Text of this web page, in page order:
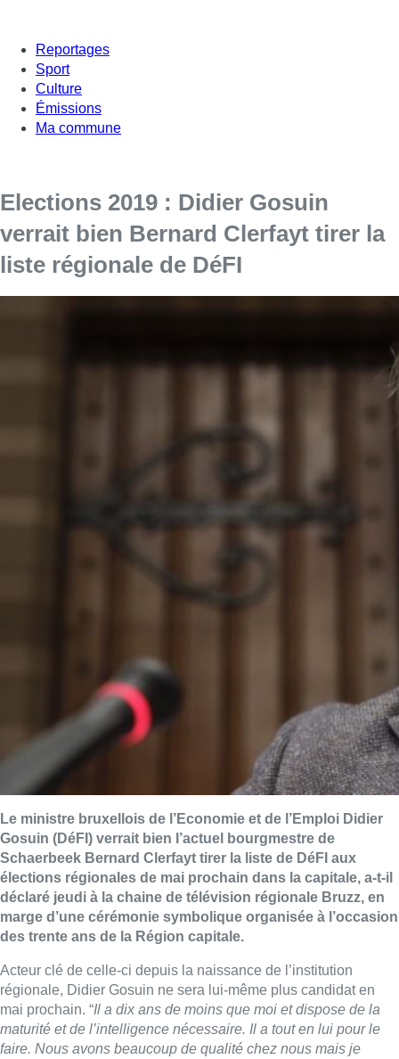
Reportages
Sport
Culture
Émissions
Ma commune
Elections 2019 : Didier Gosuin
verrait bien Bernard Clerfayt tirer la
liste régionale de DéFI
Le ministre bruxellois de l’Economie et de l’Emploi Didier
Gosuin (DéFI) verrait bien l’actuel bourgmestre de
Schaerbeek Bernard Clerfayt tirer la liste de DéFI aux
élections régionales de mai prochain dans la capitale, a-t-il
déclaré jeudi à la chaine de télévision régionale Bruzz, en
marge d’une cérémonie symbolique organisée à l’occasion
des trente ans de la Région capitale.
Acteur clé de celle-ci depuis la naissance de l’institution
régionale, Didier Gosuin ne sera lui-même plus candidat en
mai prochain. “Il a dix ans de moins que moi et dispose de la
maturité et de l’intelligence nécessaire. Il a tout en lui pour le
faire. Nous avons beaucoup de qualité chez nous mais je